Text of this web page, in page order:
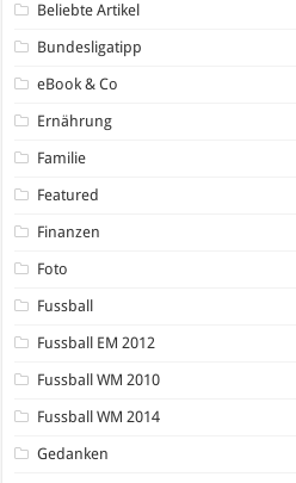
Beliebte Artikel
Bundesligatipp
eBook & Co
Ernährung
Familie
Featured
Finanzen
Foto
Fussball
Fussball EM 2012
Fussball WM 2010
Fussball WM 2014
Gedanken